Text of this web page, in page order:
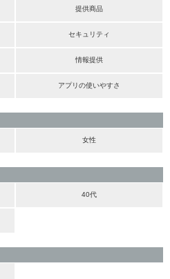
提供商品
セキュリティ
情報提供
アプリの使いやすさ
女性
40代